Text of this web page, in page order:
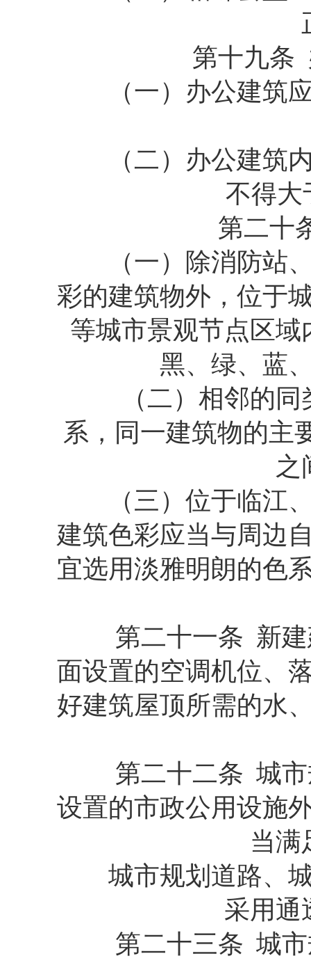
第十九条 办
（一）办公建筑应
（二）办公建筑内
不得大
第二十条
（一）除消防站、
彩的建筑物外，位于
等城市景观节点区
黑、绿、蓝
（二）相邻的同
系，同一建筑物的主
之
（三）位于临江、
建筑色彩应当与周边
宜选用淡雅明朗的色
第二十一条 新建
面设置的空调机位、
好建筑屋顶所需的水
第二十二条 城市
设置的市政公用设施
当满
城市规划道路、城
采用通
第二十三条 城市